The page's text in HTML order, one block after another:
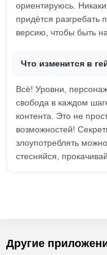
ориентируюсь.
придётся
версию, чтобы быть
Что изменится в
Всё! Уровни,
свобода в каждом
контента. Это не
возможностей!
злоупотреблять
стесняйся,
Другие